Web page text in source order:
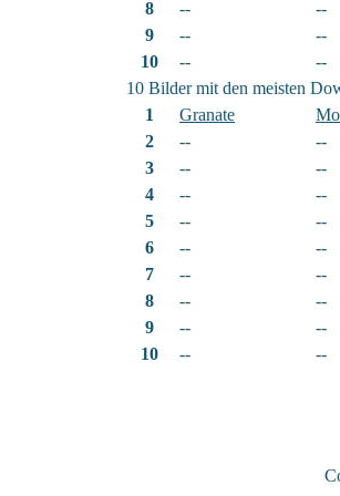
8 -- --
9
-- --
10
-- --
10 Bilder mit den meisten
1
Granate
2
-- --
3
-- --
4
-- --
5
-- --
6
-- --
7
-- --
8
-- --
9
-- --
10
-- --